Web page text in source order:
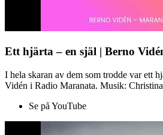
Ett hjärta – en själ | Berno
I hela skaran av dem som trodde var ett
Vidén i Radio Maranata. Musik:
Se på YouTube